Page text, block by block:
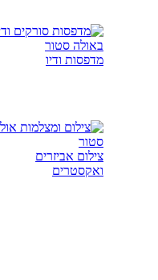
מדפסות ודיו
צילום אביזרים
ואקסטרים